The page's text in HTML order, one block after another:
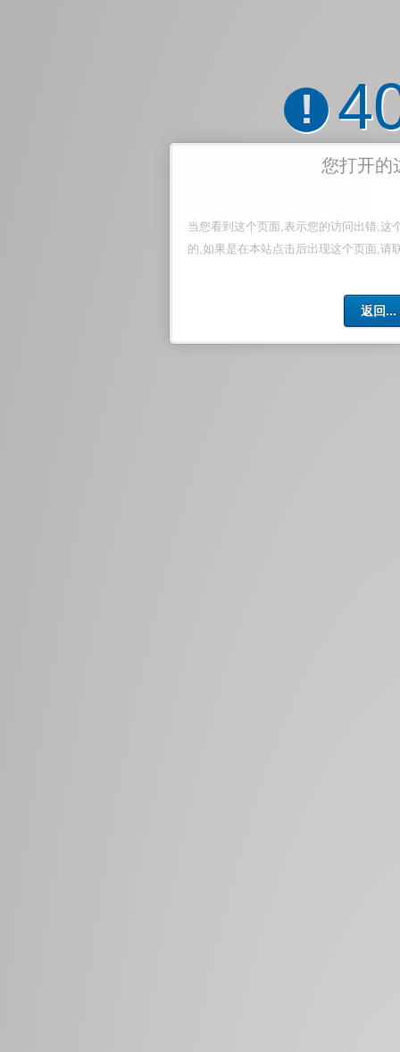
!
您打开的
当您看到这个页面,表示您的访问出错,这
的,如果是在本站点击后出现这个页面,请
返回...